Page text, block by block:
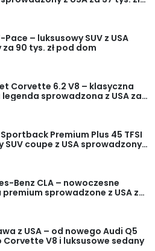
Pace – luksusowy SUV z USA
90 tys. zł pod dom
Corvette 6.2 V8 – klasyczna
sprowadzona z USA za
Premium Plus 45 TFSI
SUV coupe z USA sprowadzony
dom
Benz CLA – nowoczesne
sprowadzone z USA za
z USA – od nowego Audi Q5
V8 i luksusowe sedany